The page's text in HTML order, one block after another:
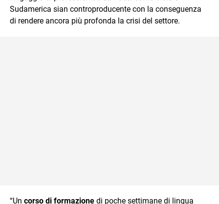
Sudamerica sian controproducente con la conseguenza
di rendere ancora più profonda la crisi del settore.
“Un corso di formazione di poche settimane di lingua